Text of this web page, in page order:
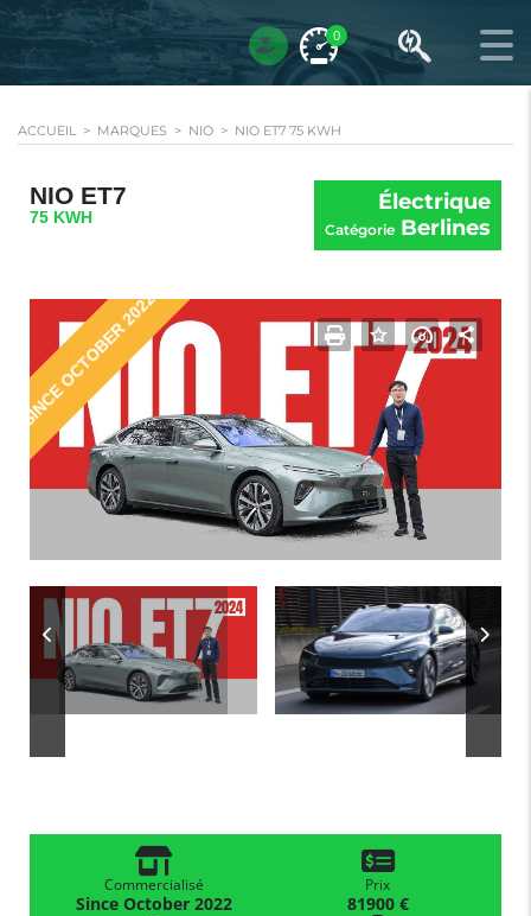
0
ACCUEIL > MARQUES > NIO > NIO ET7 75 KWH
NIO ET7
75 KWH
Électrique
Catégorie Berlines
SINCE OCTOBER 2022
Commercialisé
Since October 2022
Prix
81900 €